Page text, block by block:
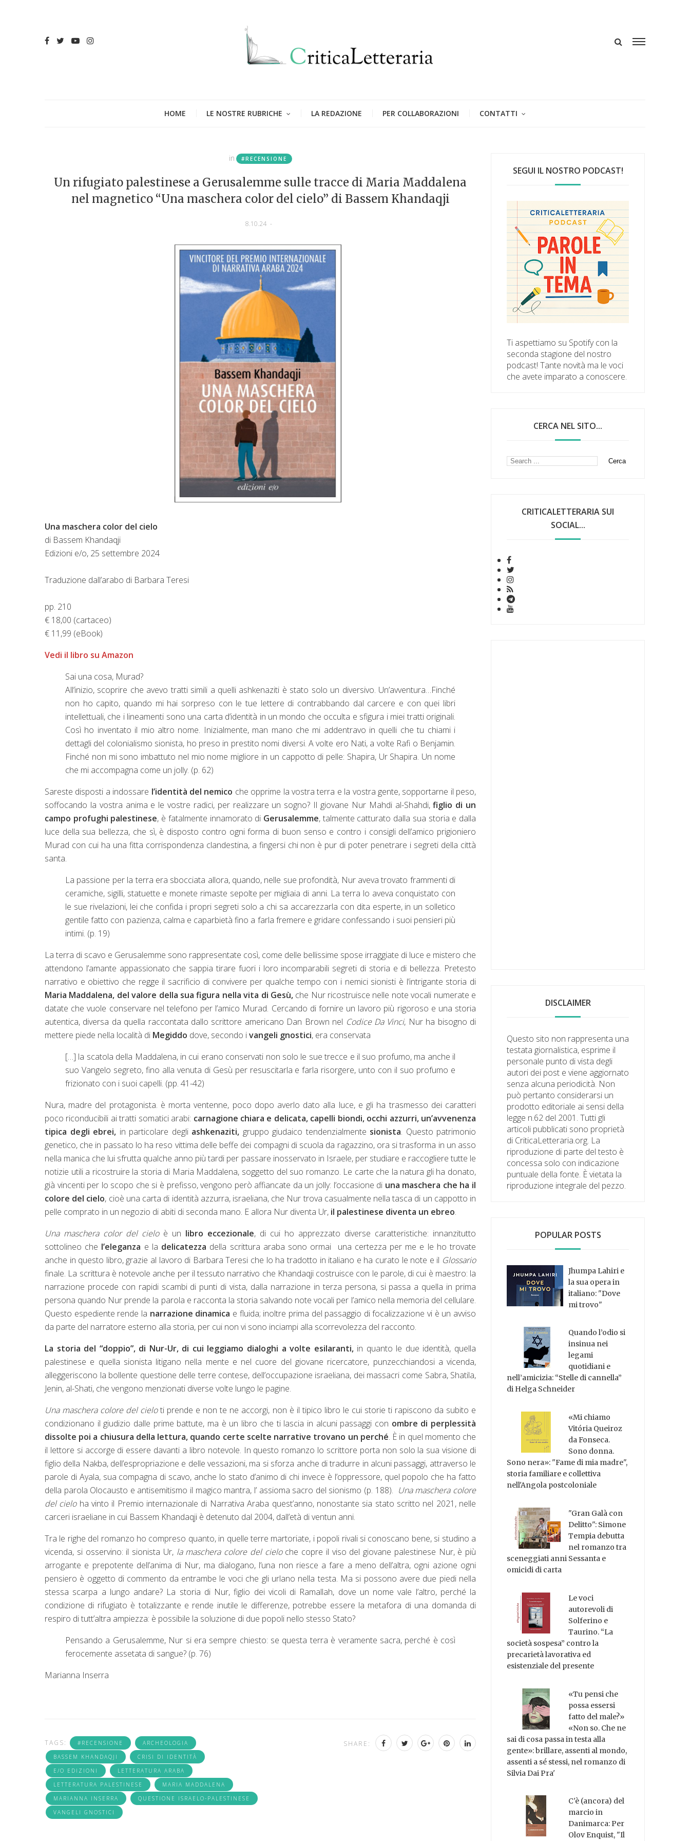
HOME LE NOSTRE RUBRICHE LA REDAZIONE PER COLLABORAZIONI CONTATTI
in #RECENSIONE
Un rifugiato palestinese a Gerusalemme sulle tracce di Maria Maddalena
nel magnetico “Una maschera color del cielo” di Bassem Khandaqji
8.10.24 -
Una maschera color del cielo
di Bassem Khandaqji
Edizioni e/o, 25 settembre 2024
Traduzione dall’arabo di Barbara Teresi
pp. 210
€ 18,00 (cartaceo)
€ 11,99 (eBook)
Vedi il libro su Amazon
Sai una cosa, Murad?
All’inizio, scoprire che avevo tratti simili a quelli ashkenaziti è stato solo un diversivo. Un’avventura…Finché
non ho capito, quando mi hai sorpreso con le tue lettere di contrabbando dal carcere e con quei libri
intellettuali, che i lineamenti sono una carta d’identità in un mondo che occulta e sfigura i miei tratti originali.
Così ho inventato il mio altro nome. Inizialmente, man mano che mi addentravo in quelli che tu chiami i
dettagli del colonialismo sionista, ho preso in prestito nomi diversi. A volte ero Nati, a volte Rafi o Benjamin.
Finché non mi sono imbattuto nel mio nome migliore in un cappotto di pelle: Shapira, Ur Shapira. Un nome
che mi accompagna come un jolly. (p. 62)
Sareste disposti a indossare l’identità del nemico che opprime la vostra terra e la vostra gente, sopportarne il peso,
soffocando la vostra anima e le vostre radici, per realizzare un sogno? Il giovane Nur Mahdi al-Shahdi,figlio di un
campo profughi palestinese, è fatalmente innamorato di Gerusalemme, talmente catturato dalla sua storia e dalla
luce della sua bellezza, che sì, è disposto contro ogni forma di buon senso e contro i consigli dell’amico prigioniero
Murad con cui ha una fitta corrispondenza clandestina, a fingersi chi non è pur di poter penetrare i segreti della città
santa.
La passione per la terra era sbocciata allora, quando, nelle sue profondità, Nur aveva trovato frammenti di
ceramiche, sigilli, statuette e monete rimaste sepolte per migliaia di anni. La terra lo aveva conquistato con
le sue rivelazioni, lei che confida i propri segreti solo a chi sa accarezzarla con dita esperte, in un solletico
gentile fatto con pazienza, calma e caparbietà fino a farla fremere e gridare confessando i suoi pensieri più
intimi. (p. 19)
La terra di scavo e Gerusalemme sono rappresentate così, come delle bellissime spose irraggiate di luce e mistero che
attendono l’amante appassionato che sappia tirare fuori i loro incomparabili segreti di storia e di bellezza. Pretesto
narrativo e obiettivo che regge il sacrificio di convivere per qualche tempo con i nemici sionisti è l’intrigante storia di
Maria Maddalena, del valore della sua figura nella vita di Gesù,che Nur ricostruisce nelle note vocali numerate e
datate che vuole conservare nel telefono per l’amico Murad. Cercando di fornire un lavoro più rigoroso e una storia
autentica, diversa da quella raccontata dallo scrittore americano Dan Brown nel Codice Da Vinci, Nur ha bisogno di
mettere piede nella località di Megiddo dove, secondo ivangeli gnostici, era conservata
[…] la scatola della Maddalena, in cui erano conservati non solo le sue trecce e il suo profumo, ma anche il
suo Vangelo segreto, fino alla venuta di Gesù per resuscitarla e farla risorgere, unto con il suo profumo e
frizionato con i suoi capelli. (pp. 41-42)
Nura, madre del protagonista. è morta ventenne, poco dopo averlo dato alla luce, e gli ha trasmesso dei caratteri
poco riconducibili ai tratti somatici arabi: carnagione chiara e delicata, capelli biondi, occhi azzurri, un’avvenenza
tipica degli ebrei, in particolare degli ashkenaziti, gruppo giudaico tendenzialmente sionista. Questo patrimonio
genetico, che in passato lo ha reso vittima delle beffe dei compagni di scuola da ragazzino, ora si trasforma in un asso
nella manica che lui sfrutta qualche anno più tardi per passare inosservato in Israele, per studiare e raccogliere tutte le
notizie utili a ricostruire la storia di Maria Maddalena, soggetto del suo romanzo. Le carte che la natura gli ha donato,
già vincenti per lo scopo che si è prefisso, vengono però affiancate da un jolly: l’occasione di una maschera che ha il
colore del cielo, cioè una carta di identità azzurra, israeliana, che Nur trova casualmente nella tasca di un cappotto in
pelle comprato in un negozio di abiti di seconda mano. E allora Nur diventa Ur, il palestinese diventa un ebreo.
Una maschera color del cieloè un libro eccezionale, di cui ho apprezzato diverse caratteristiche: innanzitutto
sottolineo che l’eleganza e la delicatezza della scrittura araba sono ormai
una certezza per me e le ho trovate
anche in questo libro, grazie al lavoro di Barbara Teresi che lo ha tradotto in italiano e ha curato le note e il Glossario
finale. La scrittura è notevole anche per il tessuto narrativo che Khandaqji costruisce con le parole, di cui è maestro: la
narrazione procede con rapidi scambi di punti di vista, dalla narrazione in terza persona, si passa a quella in prima
persona quando Nur prende la parola e racconta la storia salvando note vocali per l’amico nella memoria del cellulare.
Questo espediente rende la narrazione dinamica e fluida; inoltre prima del passaggio di focalizzazione vi è un avviso
da parte del narratore esterno alla storia, per cui non vi sono inciampi alla scorrevolezza del racconto.
La storia del “doppio”, di Nur-Ur, di cui leggiamo dialoghi a volte esilaranti,in quanto le due identità, quella
palestinese e quella sionista litigano nella mente e nel cuore del giovane ricercatore, punzecchiandosi a vicenda,
alleggeriscono la bollente questione delle terre contese, dell’occupazione israeliana, dei massacri come Sabra, Shatila,
Jenin, al-Shati, che vengono menzionati diverse volte lungo le pagine.
Una maschera colore del cieloti prende e non te ne accorgi, non è il tipico libro le cui storie ti rapiscono da subito e
condizionano il giudizio dalle prime battute, ma è un libro che ti lascia in alcuni passaggi con ombre di perplessità
dissolte poi a chiusura della lettura, quando certe scelte narrative trovano un perché. È in quel momento che
il lettore si accorge di essere davanti a libro notevole. In questo romanzo lo scrittore porta non solo la sua visione di
figlio della Nakba, dell’espropriazione e delle vessazioni, ma si sforza anche di tradurre in alcuni passaggi, attraverso le
parole di Ayala, sua compagna di scavo, anche lo stato d’animo di chi invece è l’oppressore, quel popolo che ha fatto
della parola Olocausto e antisemitismo il magico mantra, l’ assioma sacro del sionismo (p. 188). Una maschera colore
del cieloha vinto il Premio internazionale di Narrativa Araba quest’anno, nonostante sia stato scritto nel 2021, nelle
carceri israeliane in cui Bassem Khandaqji è detenuto dal 2004, dall’età di ventun anni.
Tra le righe del romanzo ho compreso quanto, in quelle terre martoriate, i popoli rivali si conoscano bene, si studino a
vicenda, si osservino: il sionista Ur, la maschera colore del cieloche copre il viso del giovane palestinese Nur, è più
arrogante e prepotente dell’anima di Nur, ma dialogano, l’una non riesce a fare a meno dell’altra, ogni azione ogni
pensiero è oggetto di commento da entrambe le voci che gli urlano nella testa. Ma si possono avere due piedi nella
stessa scarpa a lungo andare? La storia di Nur, figlio dei vicoli di Ramallah, dove un nome vale l’altro, perché la
condizione di rifugiato è totalizzante e rende inutile le differenze, potrebbe essere la metafora di una domanda di
respiro di tutt’altra ampiezza: è possibile la soluzione di due popoli nello stesso Stato?
Pensando a Gerusalemme, Nur si era sempre chiesto: se questa terra è veramente sacra, perché è così
ferocemente assetata di sangue? (p. 76)
Marianna Inserra
TAGS: #RECENSIONE
ARCHEOLOGIA
BASSEM KHANDAQJI
CRISI DI IDENTITÀ
E/O EDIZIONI
LETTERATURA ARABA
LETTERATURA PALESTINESE
MARIA MADDALENA
MARIANNA INSERRA
QUESTIONE ISRAELO-PALESTINESE
VANGELI GNOSTICI
SHARE:
SEGUI IL NOSTRO PODCAST!
Ti aspettiamo su Spotify con la
seconda stagione del nostro
podcast! Tante novità ma le voci
che avete imparato a conoscere.
CERCA NEL SITO...
CRITICALETTERARIA SUI
SOCIAL...
DISCLAIMER
Questo sito non rappresenta una
testata giornalistica, esprime il
personale punto di vista degli
autori dei post e viene aggiornato
senza alcuna periodicità. Non
può pertanto considerarsi un
prodotto editoriale ai sensi della
legge n.62 del 2001. Tutti gli
articoli pubblicati sono proprietà
di CriticaLetteraria.org. La
riproduzione di parte del testo è
concessa solo con indicazione
puntuale della fonte. È vietata la
riproduzione integrale del pezzo.
POPULAR POSTS
Jhumpa Lahiri e
la sua opera in
italiano: "Dove
mi trovo"
Quando l’odio si
insinua nei
legami
quotidiani e
nell’amicizia: “Stelle di cannella”
di Helga Schneider
«Mi chiamo
Vitória Queiroz
da Fonseca.
Sono donna.
Sono nera»: "Fame di mia madre",
storia familiare e collettiva
nell'Angola postcoloniale
"Gran Galà con
Delitto": Simone
Tempia debutta
nel romanzo tra
sceneggiati anni Sessanta e
omicidi di carta
Le voci
autorevoli di
Solferino e
Taurino. “La
società sospesa” contro la
precarietà lavorativa ed
esistenziale del presente
«Tu pensi che
possa essersi
fatto del male?»
«Non so. Che ne
sai di cosa passa in testa alla
gente»: brillare, assenti al mondo,
assenti a sé stessi, nel romanzo di
Silvia Dai Pra'
C'è (ancora) del
marcio in
Danimarca: Per
Olov Enquist, "Il